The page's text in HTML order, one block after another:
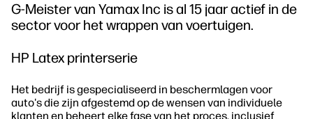
G‐Meister van Yamax Inc is al 15 jaar actief in de
sector voor het wrappen van voertuigen.
HP Latex printerserie
Het bedrijf is gespecialiseerd in beschermlagen voor
auto's die zijn afgestemd op de wensen van individuele
klanten en beheert elke fase van het proces, inclusief